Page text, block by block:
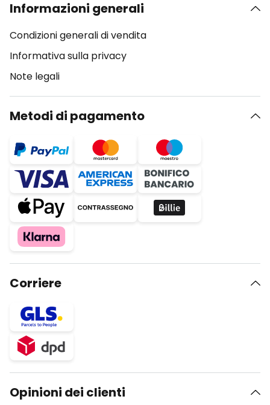
Informazioni generali
Condizioni generali di vendita
Informativa sulla privacy
Note legali
Metodi di pagamento
Corriere
Opinioni dei clienti